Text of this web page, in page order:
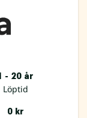
- 20 år
Löptid
0 kr